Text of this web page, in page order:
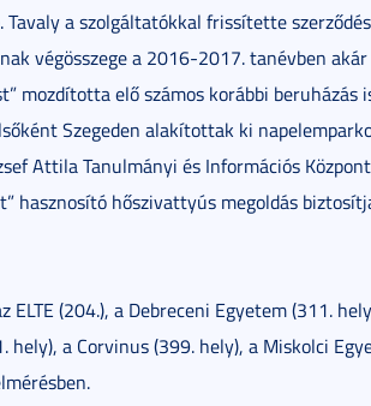
Tavaly a szolgáltatókkal frissítette
végösszege a 2016-2017. tanévben
mozdította elő számos korábbi beruházás
Szegeden alakítottak ki
Attila Tanulmányi és Információs
hasznosító hőszivattyús megoldás
ELTE (204.), a Debreceni Egyetem (311.
a Corvinus (399. hely), a Miskolci